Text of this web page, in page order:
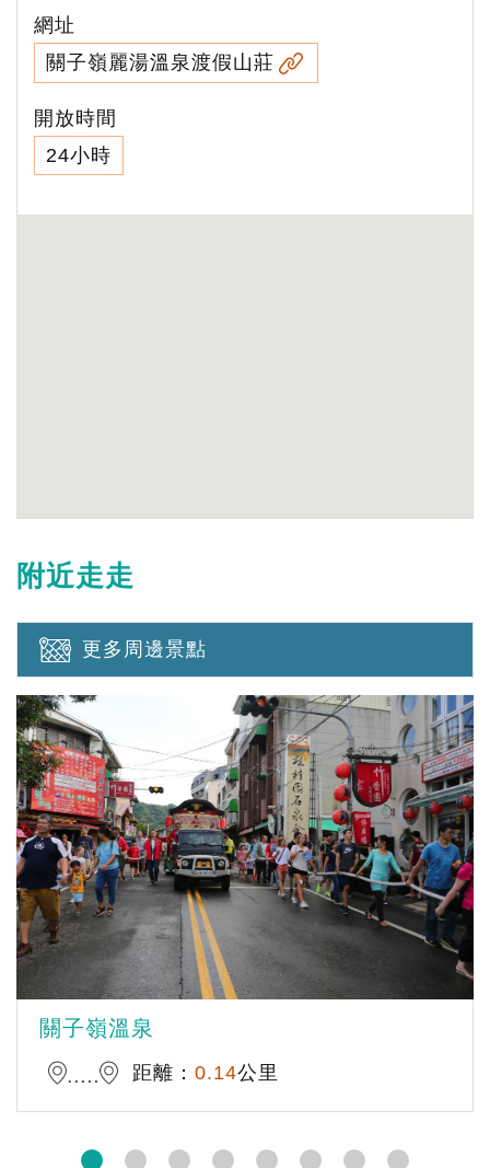
網址
關子嶺麗湯溫泉渡假山莊
開放時間
24小時
附近走走
更多周邊景點
關子嶺溫泉
距離： 0.14公里